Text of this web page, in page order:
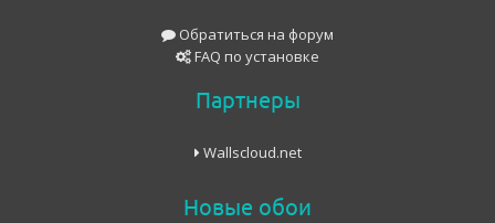
Обратиться на форум
FAQ по установке
Партнеры
Wallscloud.net
Новые обои